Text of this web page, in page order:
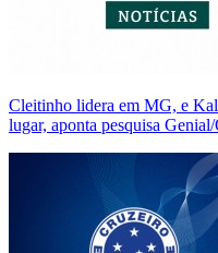
Cleitinho lidera em MG, e
lugar, aponta pesquisa Genial/